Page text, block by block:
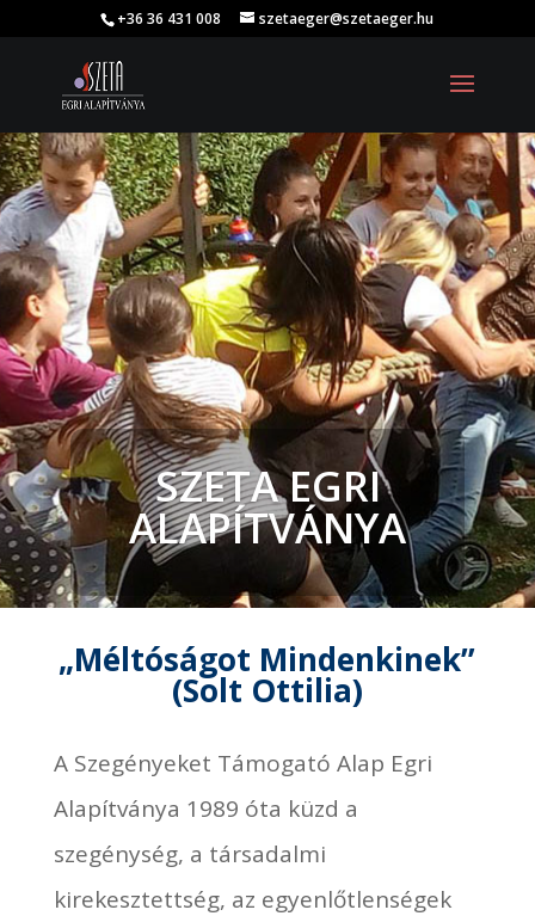
+36 36 431 008 szetaeger@szetaeger.hu
SZETA EGRI
ALAPÍTVÁNYA
„Méltóságot Mindenkinek”
(Solt Ottilia)
A Szegényeket Támogató Alap Egri
Alapítványa 1989 óta küzd a
szegénység, a társadalmi
kirekesztettség, az egyenlőtlenségek